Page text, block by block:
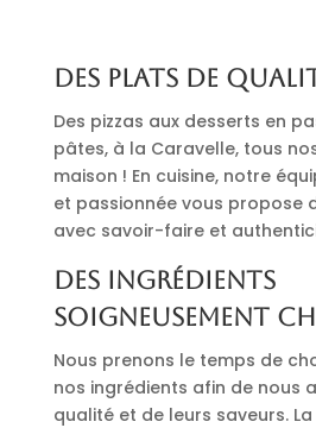
Des plats de
Des pizzas aux desserts en
pâtes, à la Caravelle, tous
maison ! En cuisine, notre
et passionnée vous propose
avec savoir-faire et
Des ingrédients
soigneusement
Nous prenons le temps de
nos ingrédients afin de nous
qualité et de leurs saveurs.